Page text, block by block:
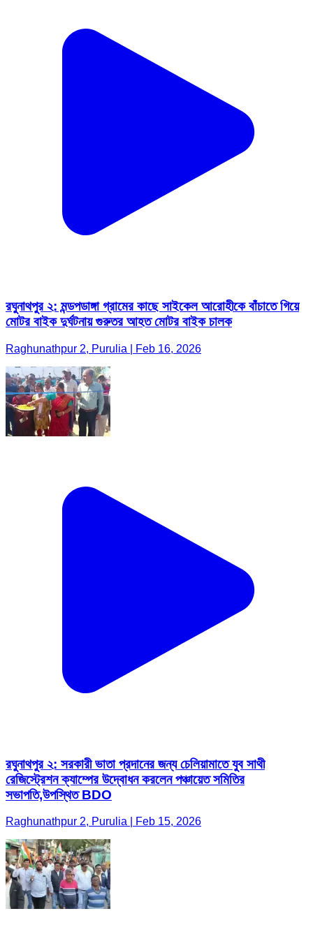
রঘুনাথপুর ২: মন্ডপডাঙ্গা গ্রামের কাছে সাইকেল আরোহীকে বাঁচাতে গিয়ে
মোটর বাইক দুর্ঘটনায় গুরুতর আহত মোটর বাইক চালক
Raghunathpur 2, Purulia | Feb 16, 2026
রঘুনাথপুর ২: সরকারী ভাতা প্রদানের জন্য চেলিয়ামাতে যুব সাথী
রেজিস্ট্রেশন ক্যাম্পের উদ্বোধন করলেন পঞ্চায়েত সমিতির
সভাপতি,উপস্থিত BDO
Raghunathpur 2, Purulia | Feb 15, 2026